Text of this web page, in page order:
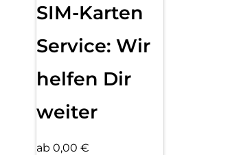
SIM-Karten
Service: Wir
helfen Dir
weiter
ab 0,00 €